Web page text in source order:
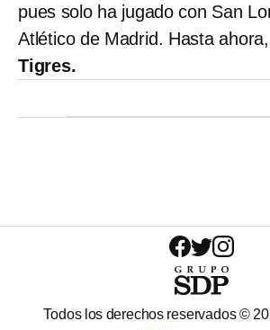
pues solo ha jugado con San
Atlético de Madrid. Hasta
Tigres.
Todos los derechos reservados ©